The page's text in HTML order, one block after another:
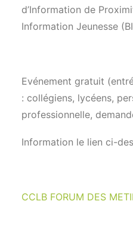
d’Information de
Information Jeunesse
Evénement gratuit
: collégiens, lycéens,
professionnelle,
Information le lien ci-
CCLB FORUM DES